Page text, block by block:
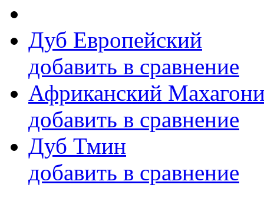
Дуб Европейский
добавить в сравнение
Африканский
добавить в сравнение
Дуб Тмин
добавить в сравнение